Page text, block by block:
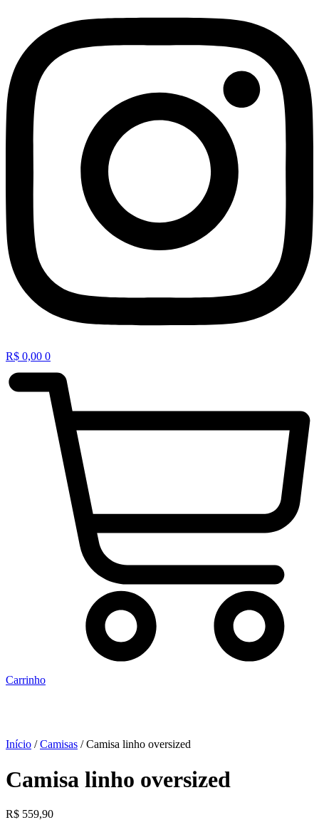
R$ 0,00 0
Carrinho
Início /Camisas / Camisa linho oversized
Camisa linho oversized
R$ 559,90